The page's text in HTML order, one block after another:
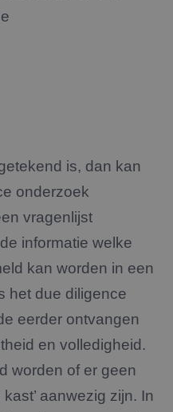
is, dan kan
onderzoek
vragenlijst
informatie welke
kan worden in een
het due diligence
eerder ontvangen
en volledigheid.
worden of er geen
aanwezig zijn. In